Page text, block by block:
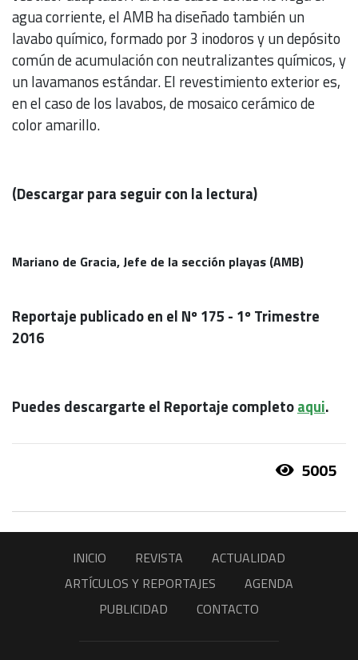
agua corriente, el AMB ha diseñado también un
lavabo químico, formado por 3 inodoros y un depósito
común de acumulación con neutralizantes químicos, y
un lavamanos estándar. El revestimiento exterior es,
en el caso de los lavabos, de mosaico cerámico de
color amarillo.
(Descargar para seguir con la lectura)
Mariano de Gracia, Jefe de la sección playas (AMB)
Reportaje publicado en el Nº 175 - 1º Trimestre
2016
Puedes descargarte el Reportaje completoaqui.
5005
INICIO REVISTA
ACTUALIDAD
ARTÍCULOS Y REPORTAJES
AGENDA
PUBLICIDAD
CONTACTO